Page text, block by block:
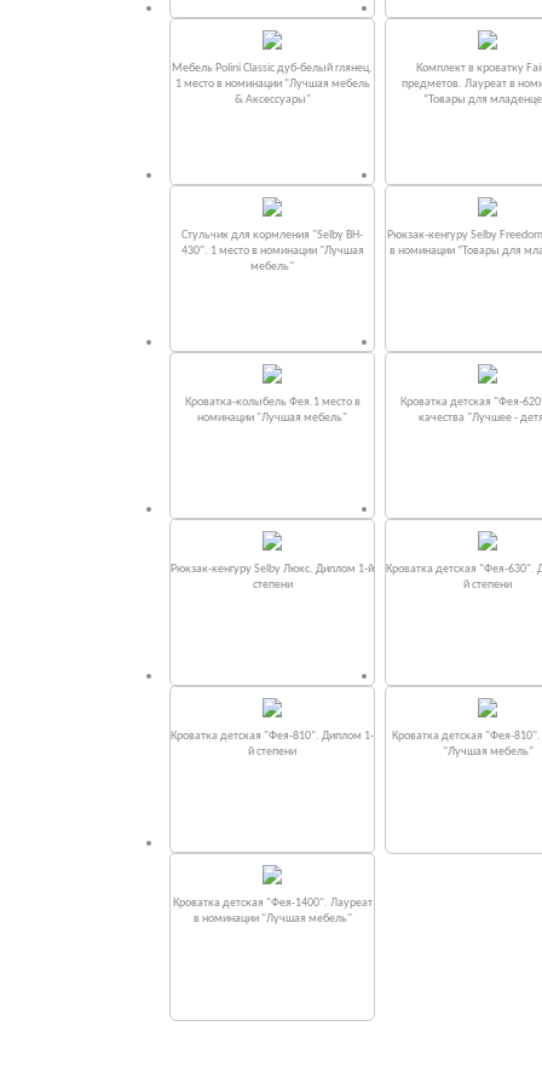
Мебель Polini Classic дуб-белый глянец.
1 место в номинации "Лучшая мебель
& Аксессуары"
Комплект в кроватку
предметов. Лауреат в
“Товары для
Стульчик для кормления "Selby BH-
430". 1 место в номинации "Лучшая
мебель"
Рюкзак-кенгуру Selby
в номинации “Товары для
Кроватка-колыбель Фея.1 место в
номинации "Лучшая мебель"
Кроватка детская "Фея-
качества "Лучшее -
Рюкзак-кенгуру Selby Люкс. Диплом 1-й
степени
Кроватка детская "Фея-630".
й степени
Кроватка детская "Фея-810". Диплом 1-
й степени
Кроватка детская "Фея-
"Лучшая мебель"
Кроватка детская "Фея-1400". Лауреат
в номинации "Лучшая мебель"